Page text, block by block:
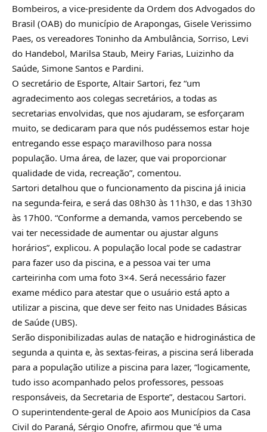
Bombeiros, a vice-presidente da Ordem dos Advogados do
Brasil (OAB) do município de Arapongas, Gisele Verissimo
Paes, os vereadores Toninho da Ambulância, Sorriso, Levi
do Handebol, Marilsa Staub, Meiry Farias, Luizinho da
Saúde, Simone Santos e Pardini.
O secretário de Esporte, Altair Sartori, fez “um
agradecimento aos colegas secretários, a todas as
secretarias envolvidas, que nos ajudaram, se esforçaram
muito, se dedicaram para que nós pudéssemos estar hoje
entregando esse espaço maravilhoso para nossa
população. Uma área, de lazer, que vai proporcionar
qualidade de vida, recreação”, comentou.
Sartori detalhou que o funcionamento da piscina já inicia
na segunda-feira, e será das 08h30 às 11h30, e das 13h30
às 17h00. “Conforme a demanda, vamos percebendo se
vai ter necessidade de aumentar ou ajustar alguns
horários”, explicou. A população local pode se cadastrar
para fazer uso da piscina, e a pessoa vai ter uma
carteirinha com uma foto 3×4. Será necessário fazer
exame médico para atestar que o usuário está apto a
utilizar a piscina, que deve ser feito nas Unidades Básicas
de Saúde (UBS).
Serão disponibilizadas aulas de natação e hidroginástica de
segunda a quinta e, às sextas-feiras, a piscina será liberada
para a população utilize a piscina para lazer, “logicamente,
tudo isso acompanhado pelos professores, pessoas
responsáveis, da Secretaria de Esporte”, destacou Sartori.
O superintendente-geral de Apoio aos Municípios da Casa
Civil do Paraná, Sérgio Onofre, afirmou que “é uma